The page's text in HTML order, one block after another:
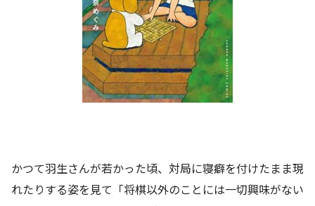
かつて羽生さんが若かった頃、対局に寝癖を付けたまま現
れたりする姿を見て「将棋以外のことには一切興味がない